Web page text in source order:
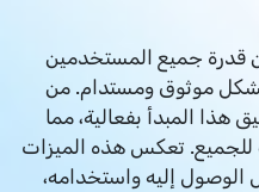
قدرة جميع المستخدمين
موثوق ومستدام. من
هذا المبدأ بفعالية، مما
للجميع. تعكس هذه الميزات
الوصول إليه واستخدامه،